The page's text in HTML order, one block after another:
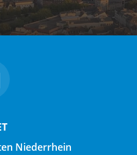
Niederrhein